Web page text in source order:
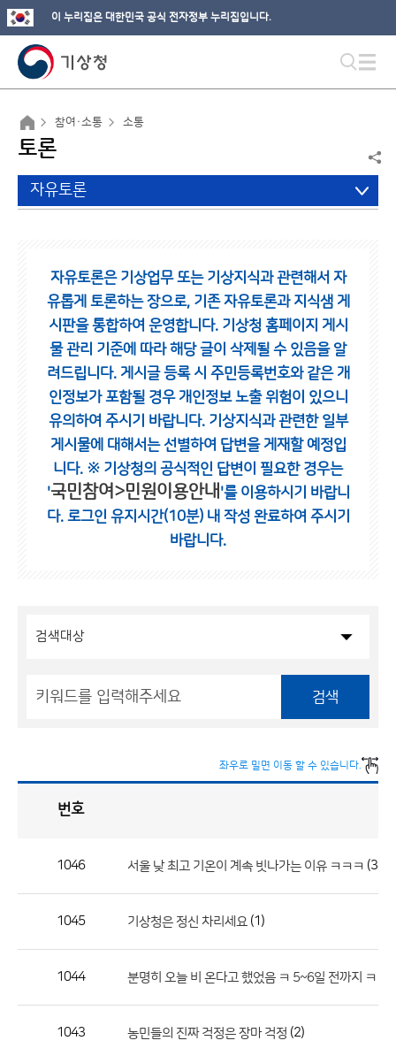
이 누리집은 대한민국 공식 전자정부 누리집입니다.
참여·소통 소통
토론
자유토론
자유토론은 기상업무 또는 기상지식과 관련해서 자
유롭게 토론하는 장으로, 기존 자유토론과 지식샘 게
시판을 통합하여 운영합니다. 기상청 홈페이지 게시
물 관리 기준에 따라 해당 글이 삭제될 수 있음을 알
려드립니다. 게시글 등록 시 주민등록번호와 같은 개
인정보가 포함될 경우 개인정보 노출 위험이 있으니
유의하여 주시기 바랍니다. 기상지식과 관련한 일부
게시물에 대해서는 선별하여 답변을 게재할 예정입
니다. ※ 기상청의 공식적인 답변이 필요한 경우는
'국민참여>민원이용안내 '를 이용하시기 바랍니
다. 로그인 유지시간(10분) 내 작성 완료하여 주시기
바랍니다.
검색
좌우로 밀면 이동 할 수 있습니다.
론
번호
1046 서울 낮 최고 기온이 계속 빗나가는 이유 ㅋㅋㅋ (3)
1045 기상청은 정신 차리세요 (1)
1044 분명히 오늘 비 온다고 했었음 ㅋ 5~6일 전까지 ㅋㅋ
1043 농민들의 진짜 걱정은 장마 걱정 (2)